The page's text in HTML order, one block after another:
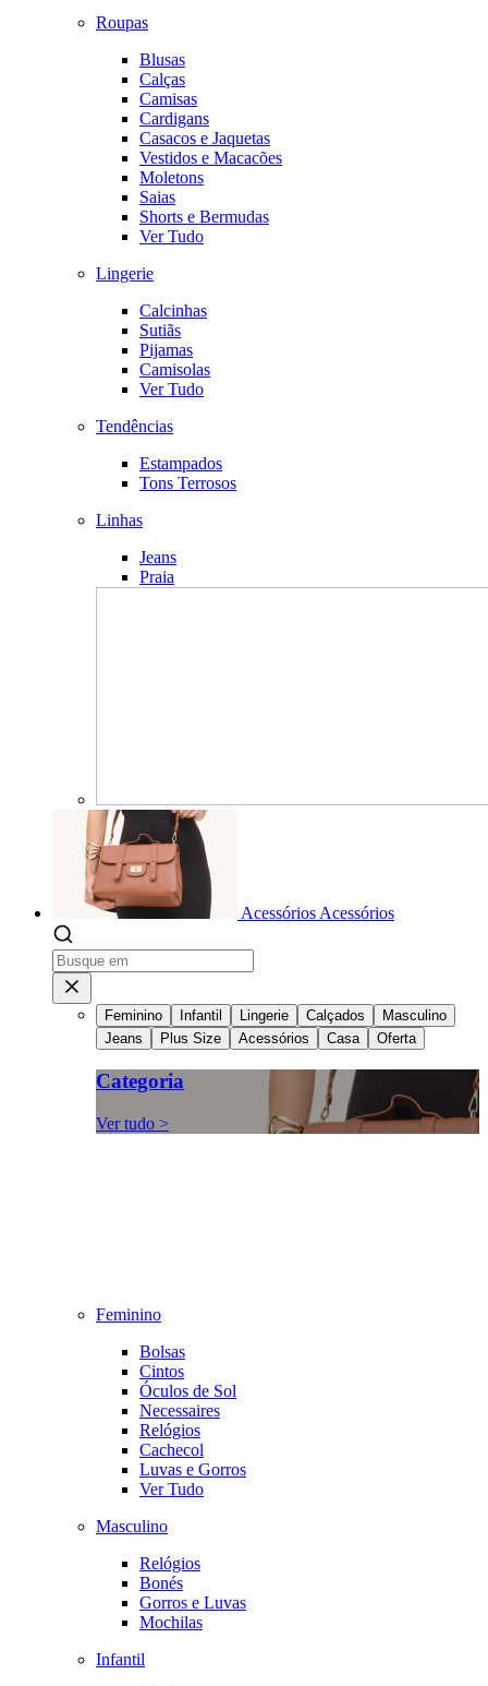
Roupas
Blusas
Calças
Camisas
Cardigans
Casacos e Jaquetas
Vestidos e Macacões
Moletons
Saias
Shorts e Bermudas
Ver Tudo
Lingerie
Calcinhas
Sutiãs
Pijamas
Camisolas
Ver Tudo
Tendências
Estampados
Tons Terrosos
Linhas
Jeans
Praia
Acessórios Acessórios
Feminino Infantil Lingerie Calçados
Masculino
Jeans
Plus Size Acessórios Casa Oferta
Categoria
Ver tudo >
Feminino
Bolsas
Cintos
Óculos de Sol
Necessaires
Relógios
Cachecol
Luvas e Gorros
Ver Tudo
Masculino
Relógios
Bonés
Gorros e Luvas
Mochilas
Infantil